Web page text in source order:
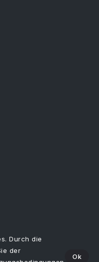
Durch die
der
Ok